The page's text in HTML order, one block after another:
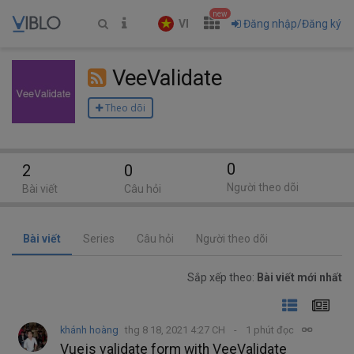
VI
new
Đăng nhập/Đăng ký
VeeValidate
Theo dõi
Bài viết Series Câu hỏi Người theo dõi
Sắp xếp theo: Bài viết mới nhất
khánh hoàng thg 8 18, 2021 4:27 CH 1 phút đọc
Vuejs validate form with VeeValidate
2
Bài viết
0
Câu hỏi
0
Người theo dõi